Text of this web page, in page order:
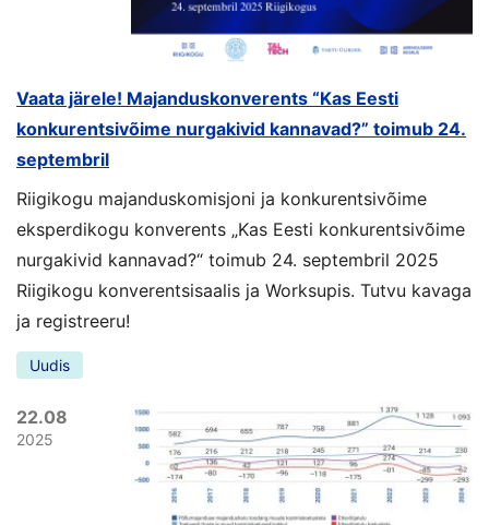
Vaata järele! Majanduskonverents “Kas Eesti
konkurentsivõime nurgakivid kannavad?” toimub 24.
septembril
Riigikogu majanduskomisjoni ja konkurentsivõime
eksperdikogu konverents „Kas Eesti konkurentsivõime
nurgakivid kannavad?“ toimub 24. septembril 2025
Riigikogu konverentsisaalis ja Worksupis. Tutvu kavaga
ja registreeru!
Uudis
22.08
2025